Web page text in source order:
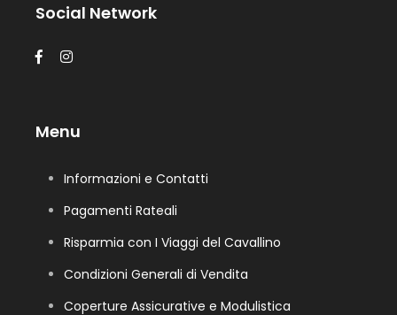
Social Network
Menu
Informazioni e Contatti
Pagamenti Rateali
Risparmia con I Viaggi del Cavallino
Condizioni Generali di Vendita
Coperture Assicurative e Modulistica